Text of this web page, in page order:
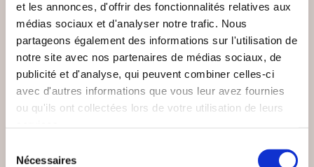
et les annonces, d'offrir des fonctionnalités relatives aux
médias sociaux et d'analyser notre trafic. Nous
partageons également des informations sur l'utilisation de
notre site avec nos partenaires de médias sociaux, de
publicité et d'analyse, qui peuvent combiner celles-ci
avec d'autres informations que vous leur avez fournies
ou qu'ils ont collectées lors de votre utilisation de leurs
Nécessaires